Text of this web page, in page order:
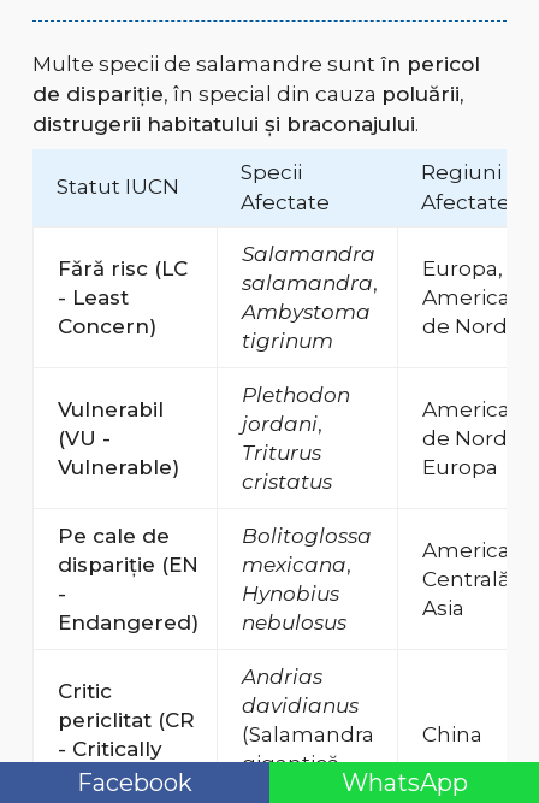
Multe specii de salamandre sunt în pericol
de dispariție, în special din cauza poluării,
distrugerii habitatului și braconajului.
Statut IUCN
Specii
Afectate
Regiuni
Afectate
Fără risc (LC
- Least
Concern)
Salamandra
salamandra,
Ambystoma
tigrinum
Europa,
America
de Nord
Vulnerabil
(VU -
Vulnerable)
Plethodon
jordani,
Triturus
cristatus
America
de Nord,
Europa
Pe cale de
dispariție (EN
-
Endangered)
Bolitoglossa
mexicana,
Hynobius
nebulosus
America
Centrală,
Asia
Critic
periclitat (CR
- Critically
Endangered)
Andrias
davidianus
(Salamandra
gigantică
chinezească)
China
Facebook WhatsApp